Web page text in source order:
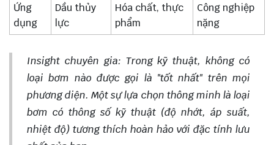
Ứng
dụng
Dầu thủy
lực
Hóa chất, thực
phẩm
Công nghiệp
nặng
Insight chuyên gia: Trong kỹ thuật, không có
loại bơm nào được gọi là "tốt nhất" trên mọi
phương diện. Một sự lựa chọn thông minh là loại
bơm có thông số kỹ thuật (độ nhớt, áp suất,
nhiệt độ) tương thích hoàn hảo với đặc tính lưu